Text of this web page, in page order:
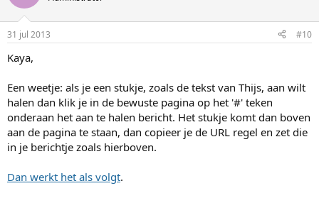
31 jul 2013 #10
Kaya,
Een weetje: als je een stukje, zoals de tekst van Thijs, aan wilt
halen dan klik je in de bewuste pagina op het '#' teken
onderaan het aan te halen bericht. Het stukje komt dan boven
aan de pagina te staan, dan copieer je de URL regel en zet die
in je berichtje zoals hierboven.
Dan werkt het als volgt.